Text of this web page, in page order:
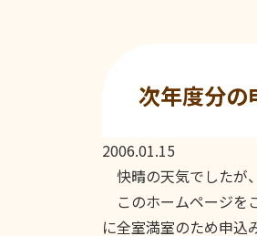
次年度分の
2006.01.15
快晴の天気でしたが
このホームページを
に全室満室のため申込